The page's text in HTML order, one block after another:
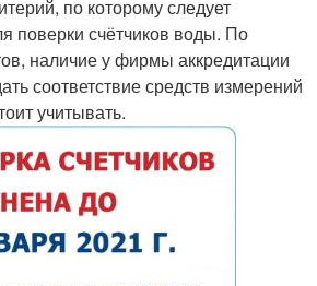
по которому следует
поверки счётчиков воды. По
наличие у фирмы аккредитации
соответствие средств измерений
учитывать.